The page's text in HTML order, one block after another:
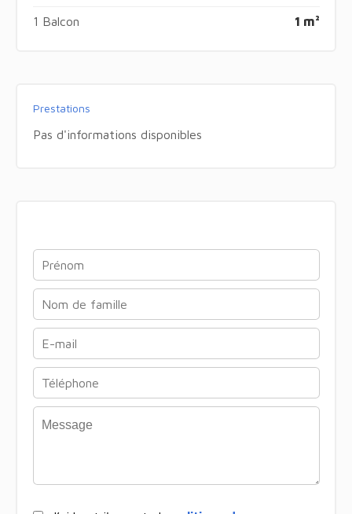
1 Balcon 1 m²
Prestations
Pas d'informations disponibles